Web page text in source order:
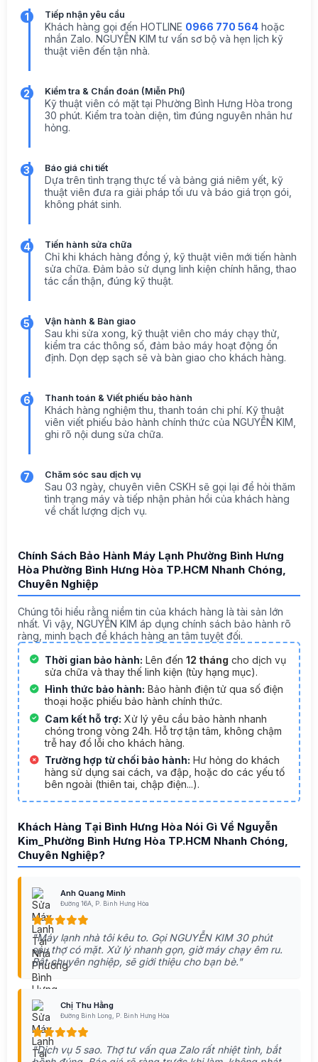
1 Tiếp nhận yêu cầu
Khách hàng gọi đến HOTLINE 0966 770 564 hoặc
nhắn Zalo. NGUYỄN KIM tư vấn sơ bộ và hẹn lịch kỹ
thuật viên đến tận nhà.
2 Kiểm tra & Chẩn đoán (Miễn Phí)
Kỹ thuật viên có mặt tại Phường Bình Hưng Hòa trong
30 phút. Kiểm tra toàn diện, tìm đúng nguyên nhân hư
hỏng.
3 Báo giá chi tiết
Dựa trên tình trạng thực tế và bảng giá niêm yết, kỹ
thuật viên đưa ra giải pháp tối ưu và báo giá trọn gói,
không phát sinh.
4 Tiến hành sửa chữa
Chỉ khi khách hàng đồng ý, kỹ thuật viên mới tiến hành
sửa chữa. Đảm bảo sử dụng linh kiện chính hãng, thao
tác cẩn thận, đúng kỹ thuật.
5 Vận hành & Bàn giao
Sau khi sửa xong, kỹ thuật viên cho máy chạy thử,
kiểm tra các thông số, đảm bảo máy hoạt động ổn
định. Dọn dẹp sạch sẽ và bàn giao cho khách hàng.
6 Thanh toán & Viết phiếu bảo hành
Khách hàng nghiệm thu, thanh toán chi phí. Kỹ thuật
viên viết phiếu bảo hành chính thức của NGUYỄN KIM,
ghi rõ nội dung sửa chữa.
7 Chăm sóc sau dịch vụ
Sau 03 ngày, chuyên viên CSKH sẽ gọi lại để hỏi thăm
tình trạng máy và tiếp nhận phản hồi của khách hàng
về chất lượng dịch vụ.
Chính Sách Bảo Hành Máy Lạnh Phường Bình Hưng
Hòa Phường Bình Hưng Hòa TP.HCM Nhanh Chóng,
Chuyên Nghiệp
Chúng tôi hiểu rằng niềm tin của khách hàng là tài sản lớn
nhất. Vì vậy, NGUYỄN KIM áp dụng chính sách bảo hành rõ
ràng, minh bạch để khách hàng an tâm tuyệt đối.
Thời gian bảo hành: Lên đến 12 tháng cho dịch vụ
sửa chữa và thay thế linh kiện (tùy hạng mục).
Hình thức bảo hành: Bảo hành điện tử qua số điện
thoại hoặc phiếu bảo hành chính thức.
Cam kết hỗ trợ: Xử lý yêu cầu bảo hành nhanh
chóng trong vòng 24h. Hỗ trợ tận tâm, không chậm
trễ hay đổ lỗi cho khách hàng.
Trường hợp từ chối bảo hành: Hư hỏng do khách
hàng sử dụng sai cách, va đập, hoặc do các yếu tố
bên ngoài (thiên tai, chập điện...).
Khách Hàng Tại Bình Hưng Hòa Nói Gì Về Nguyễn
Kim_Phường Bình Hưng Hòa TP.HCM Nhanh Chóng,
Chuyên Nghiệp?
Anh Quang Minh
Đường 16A, P. Bình Hưng Hòa
"Máy lạnh nhà tôi kêu to. Gọi NGUYỄN KIM 30 phút
sau thợ có mặt. Xử lý nhanh gọn, giờ máy chạy êm ru.
Rất chuyên nghiệp, sẽ giới thiệu cho bạn bè."
Chị Thu Hằng
Đường Bình Long, P. Bình Hưng Hòa
"Dịch vụ 5 sao. Thợ tư vấn qua Zalo rất nhiệt tình, bắt